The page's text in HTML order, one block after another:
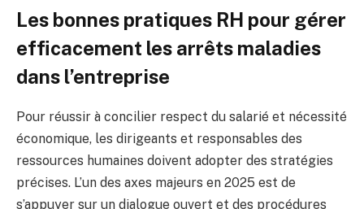
Les bonnes pratiques RH pour gérer
efficacement les arrêts maladies
dans l’entreprise
Pour réussir à concilier respect du salarié et nécessité
économique, les dirigeants et responsables des
ressources humaines doivent adopter des stratégies
précises. L’un des axes majeurs en 2025 est de
s’appuyer sur un dialogue ouvert et des procédures